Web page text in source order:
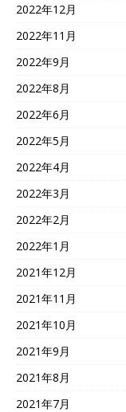
2022年12月
2022年11月
2022年9月
2022年8月
2022年6月
2022年5月
2022年4月
2022年3月
2022年2月
2022年1月
2021年12月
2021年11月
2021年10月
2021年9月
2021年8月
2021年7月